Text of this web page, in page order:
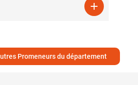

Promeneurs du département